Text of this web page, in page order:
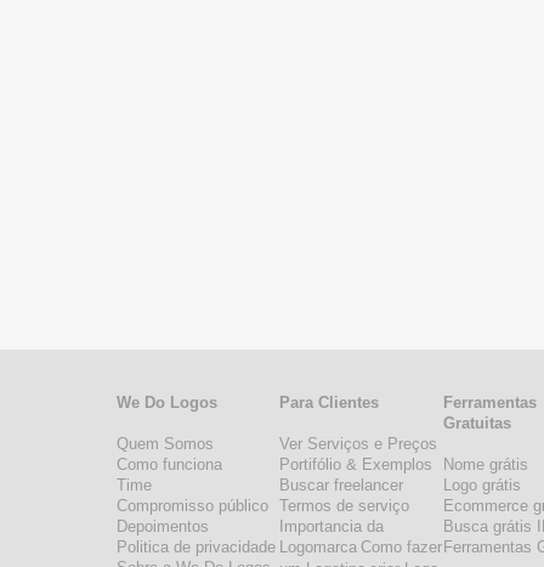
We Do Logos
Quem Somos
Como funciona
Time
Compromisso público
Depoimentos
Politica de privacidade
Para Clientes
Ver Serviços e Preços
Portifólio & Exemplos
Buscar freelancer
Termos de serviço
Importancia da
Logomarca Como fazer
Ferramentas
Gratuitas
Nome grátis
Logo grátis
Ecommerce
Busca grátis
Ferramentas